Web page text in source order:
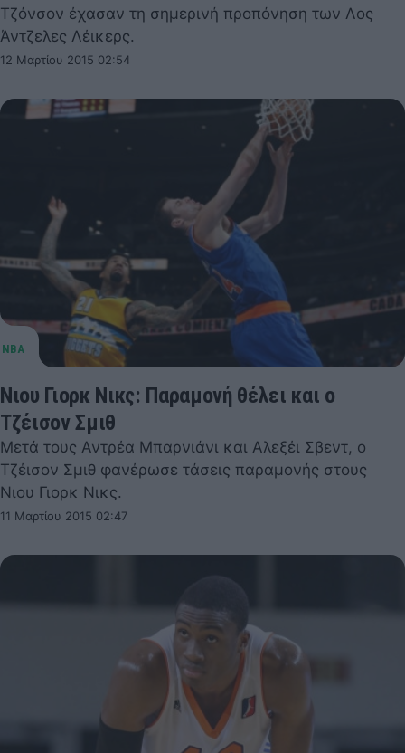
Τζόνσον έχασαν τη σημερινή προπόνηση των Λος
Άντζελες Λέικερς.
12 Μαρτίου 2015 02:54
Νιου Γιορκ Νικς: Παραμονή θέλει και ο
Τζέισον Σμιθ
Μετά τους Αντρέα Μπαρνιάνι και Αλεξέι Σβεντ, ο
Τζέισον Σμιθ φανέρωσε τάσεις παραμονής στους
Νιου Γιορκ Νικς.
11 Μαρτίου 2015 02:47